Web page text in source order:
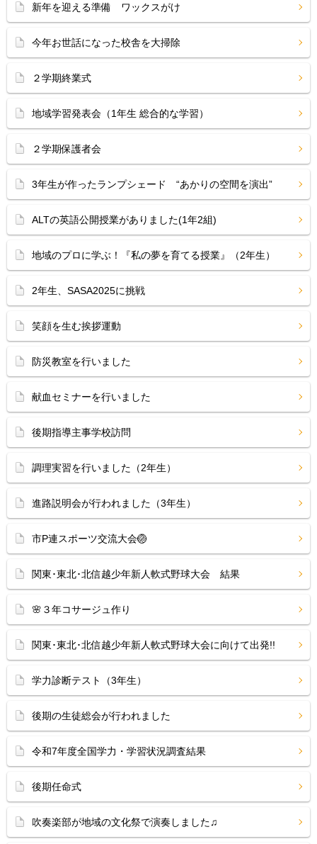
新年を迎える準備 ワックスがけ
今年お世話になった校舎を大掃除
２学期終業式
地域学習発表会（1年生 総合的な学習）
２学期保護者会
3年生が作ったランプシェード “あかりの空間を演出”
ALTの英語公開授業がありました(1年2組)
地域のプロに学ぶ！『私の夢を育てる授業』（2年生）
2年生、SASA2025に挑戦
笑顔を生む挨拶運動
防災教室を行いました
献血セミナーを行いました
後期指導主事学校訪問
調理実習を行いました（2年生）
進路説明会が行われました（3年生）
市P連スポーツ交流大会🏐
関東･東北･北信越少年新人軟式野球大会 結果
🌸３年コサージュ作り
関東･東北･北信越少年新人軟式野球大会に向けて出発!!
学力診断テスト（3年生）
後期の生徒総会が行われました
令和7年度全国学力・学習状況調査結果
後期任命式
吹奏楽部が地域の文化祭で演奏しました♫